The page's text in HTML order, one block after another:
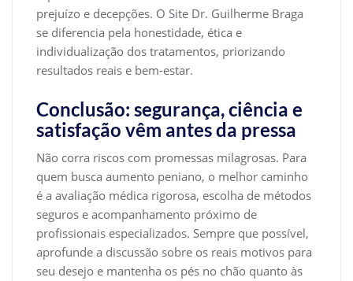
prejuízo e decepções. O Site Dr. Guilherme Braga
se diferencia pela honestidade, ética e
individualização dos tratamentos, priorizando
resultados reais e bem-estar.
Conclusão: segurança, ciência e
satisfação vêm antes da pressa
Não corra riscos com promessas milagrosas. Para
quem busca aumento peniano, o melhor caminho
é a avaliação médica rigorosa, escolha de métodos
seguros e acompanhamento próximo de
profissionais especializados. Sempre que possível,
aprofunde a discussão sobre os reais motivos para
seu desejo e mantenha os pés no chão quanto às